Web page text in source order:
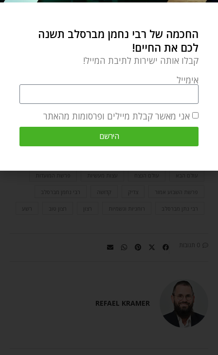
(על פי ליקוטי הלכות, ברכת השחר ה, מב)
פרשת השבוע, כנסולכאן ותיהנו גם אתם.
אהרן כהן גדול אין ייאוש בעולם כלל אמונה אמונת חכמים
פרשת השבוע אמור צדיק קדושה רבי נחמן מברסלב
רבי נתן מברסלב רוחניות וגשמיות רצון רצון טוב רשע
0 תגובות
REFAEL KRAMER
החכמה של רבי נחמן מברסלב תשנה
לכם את החיים!
קבלו אותה ישירות לתיבת המייל!
אימייל
אני מאשר קבלת מיילים ופרסומות מהאתר
הירשם